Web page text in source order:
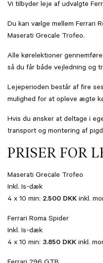
Vi tilbyder leje af udvalgte
Du kan vælge mellem Ferrari
Maserati Grecale Trofeo.
Alle kørelektioner
så du får både vejledning og
Lejeperioden består af fire
mulighed for at opleve ægte
Hvis du ønsker at deltage i
transport og montering af
PRISER FOR
Maserati Grecale Trofeo
Inkl. Is-dæk
4 x 10 min: 2.500 DKK inkl.
Ferrari Roma Spider
Inkl. Is-dæk
4 x 10 min: 3.850 DKK inkl.